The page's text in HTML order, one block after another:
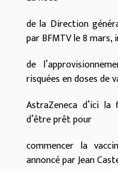
de la Direction
par BFMTV le 8
de
risquées en doses de
AstraZeneca d’ici
d’être prêt pour
commencer la
annoncé par Jean